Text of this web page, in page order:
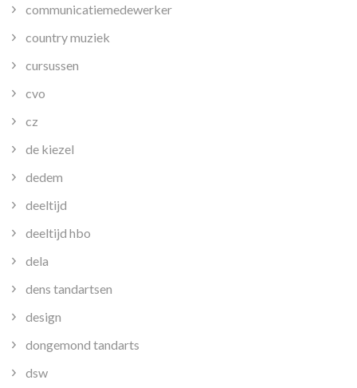
communicatiemedewerker
country muziek
cursussen
cvo
cz
de kiezel
dedem
deeltijd
deeltijd hbo
dela
dens tandartsen
design
dongemond tandarts
dsw